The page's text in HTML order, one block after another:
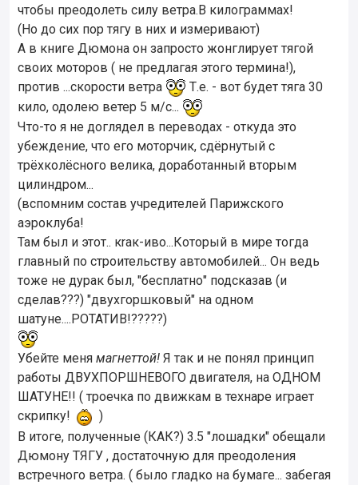
чтобы преодолеть силу ветра.В килограммах!
(Но до сих пор тягу в них и измеривают)
А в книге Дюмона он запросто жонглирует тягой
своих моторов ( не предлагая этого термина!),
против ...скорости ветра
Т.е. - вот будет тяга 30
кило, одолею ветер 5 м/с...
Что-то я не доглядел в переводах - откуда это
убеждение, что его моторчик, сдёрнутый с
трёхколёсного велика, доработанный вторым
цилиндром...
(вспомним состав учредителей Парижского
аэроклуба!
Там был и этот.. кrак-иво...Который в мире тогда
главный по строительству автомобилей... Он ведь
тоже не дурак был, "бесплатно" подсказав (и
сделав???) "двухгоршковый" на одном
шатуне....РОТАТИВ!?????)
Убейте меня магнеттой! Я так и не понял принцип
работы ДВУХПОРШНЕВОГО двигателя, на ОДНОМ
ШАТУНЕ!! ( троечка по движкам в технаре играет
скрипку!
)
В итоге, полученные (КАК?) 3.5 "лошадки" обещали
Дюмону ТЯГУ , достаточную для преодоления
встречного ветра. ( было гладко на бумаге... забегая